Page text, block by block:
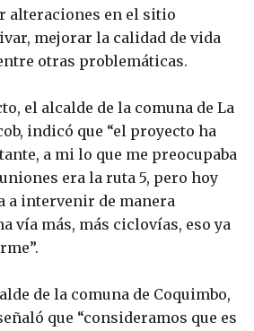
alteraciones en el sitio
mejorar la calidad de vida
otras problemáticas.
el alcalde de la comuna de La
indicó que “el proyecto ha
a mi lo que me preocupaba
era la ruta 5, pero hoy
a intervenir de manera
vía más, más ciclovías, eso ya
de la comuna de Coquimbo,
que “consideramos que es